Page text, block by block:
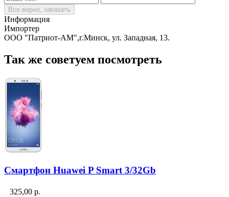
Все верно, заказать
Информация
Импортер
ООО "Патриот-АМ",г.Минск, ул. Западная, 13.
Так же советуем посмотреть
Смартфон Huawei P Smart 3/32Gb
325,00 р.